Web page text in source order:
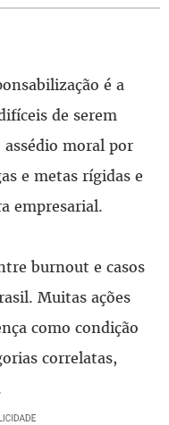
é a
de serem
moral por
e metas rígidas e
empresarial.
burnout e casos
Muitas ações
como condição
correlatas,